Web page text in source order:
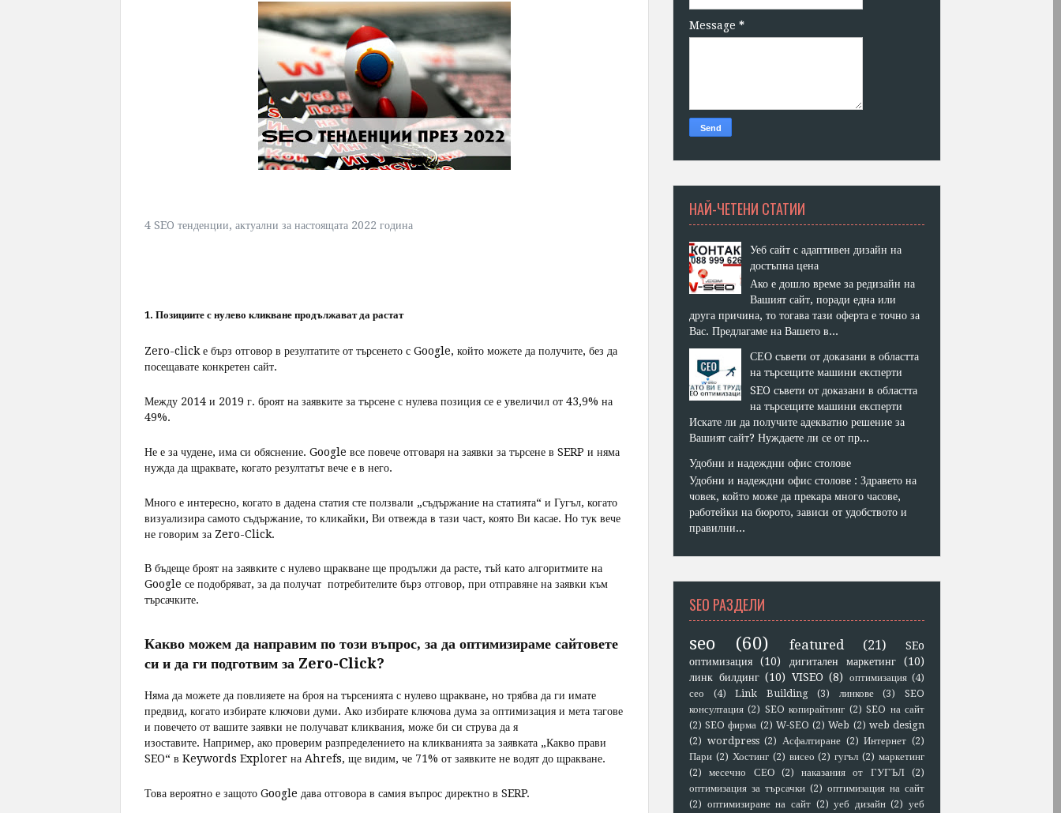
4 SEO тенденции, актуални за настоящата 2022 година
1. Позициите с нулево кликване продължават да растат
Zero-click е бърз отговор в резултатите от търсенето с Google, който можете да получите, без да
посещавате конкретен сайт.
Между 2014 и 2019 г. броят на заявките за търсене с нулева позиция се е увеличил от 43,9% на
49%.
Не е за чудене, има си обяснение. Google все повече отговаря на заявки за търсене в SERP и няма
нужда да щраквате, когато резултатът вече е в него.
Много е интересно, когато в дадена статия сте ползвали „съдържание на статията“ и Гугъл, когато
визуализира самото съдържание, то кликайки, Ви отвежда в тази част, която Ви касае. Но тук вече
не говорим за Zero-Click.
В бъдеще броят на заявките с нулево щракване ще продължи да расте, тъй като алгоритмите на
Google се подобряват, за да получат потребителите бърз отговор, при отправяне на заявки към
търсачките.
Какво можем да направим по този въпрос, за да оптимизираме сайтовете
си и да ги подготвим за Zero-Click?
Няма да можете да повлияете на броя на търсенията с нулево щракване, но трябва да ги имате
предвид, когато избирате ключови думи. Ако избирате ключова дума за оптимизация и мета тагове
и повечето от вашите заявки не получават кликвания, може би си струва да я
изоставите. Например, ако проверим разпределението на кликванията за заявката „Какво прави
SEO“ в Keywords Explorer на Ahrefs, ще видим, че 71% от заявките не водят до щракване.
Това вероятно е защото Google дава отговора в самия въпрос директно в SERP.
Message *
НАЙ-ЧЕТЕНИ СТАТИИ
Уеб сайт с адаптивен дизайн на
достъпна цена
Ако е дошло време за редизайн на
Вашият сайт, поради една или
друга причина, то тогава тази оферта е точно за
Вас. Предлагаме на Вашето в...
СЕО съвети от доказани в областта
на търсещите машини експерти
SEO съвети от доказани в областта
на търсещите машини експерти
Искате ли да получите адекватно решение за
Вашият сайт? Нуждаете ли се от пр...
Удобни и надеждни офис столове
Удобни и надеждни офис столове : Здравето на
човек, който може да прекара много часове,
работейки на бюрото, зависи от удобството и
правилни...
SEO РАЗДЕЛИ
seo
(60) featured (21)
SEo
оптимизация
(10) дигитален маркетинг
(10)
линк билдинг (10) VISEO (8) оптимизация (4)
сео
(4) Link Building (3) линкове (3)
SEO
консултация (2) SEO копирайтинг (2) SEO на сайт
(2) SEO фирма (2) W-SEO (2) Web (2) web design
(2) wordpress (2) Асфалтиране (2) Интернет (2)
Пари (2) Хостинг (2) висео (2) гугъл (2) маркетинг
(2)
месечно СЕО (2) наказания от ГУГЪЛ
(2)
оптимизация за търсачки (2) оптимизация на сайт
(2) оптимизиране на сайт (2) уеб дизайн (2) уеб